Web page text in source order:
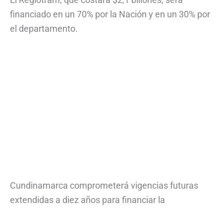
financiado en un 70% por la Nación y en un 30% por
el departamento.
Cundinamarca comprometerá vigencias futuras
extendidas a diez años para financiar la